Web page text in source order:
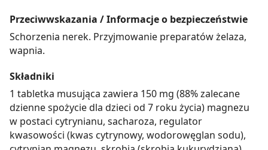
Przeciwwskazania / Informacje o bezpieczeństwie
Schorzenia nerek. Przyjmowanie preparatów żelaza,
wapnia.
Składniki
1 tabletka musująca zawiera 150 mg (88% zalecane
dzienne spożycie dla dzieci od 7 roku życia) magnezu
w postaci cytrynianu, sacharoza, regulator
kwasowości (kwas cytrynowy, wodorowęglan sodu),